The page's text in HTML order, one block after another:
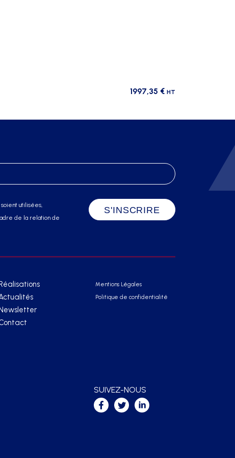
1997,35 € HT
utilisées,
de la relation de
Mentions Légales
Politique de confidentialité
SUIVEZ-NOUS